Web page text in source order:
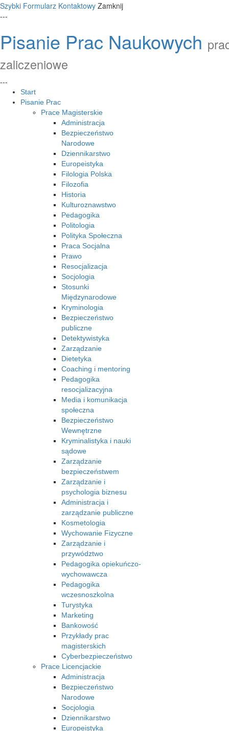
Szybki Formularz Kontaktowy Zamknij
---
Pisanie Prac Naukowych
zaliczeniowe
---
Start
Pisanie Prac
Prace Magisterskie
Administracja
Bezpieczeństwo
Narodowe
Dziennikarstwo
Europeistyka
Filologia Polska
Filozofia
Historia
Kulturoznawstwo
Pedagogika
Politologia
Polityka Społeczna
Praca Socjalna
Prawo
Resocjalizacja
Socjologia
Stosunki
Międzynarodowe
Kryminologia
Bezpieczeństwo
publiczne
Detektywistyka
Zarządzanie
Dietetyka
Coaching i mentoring
Pedagogika
resocjalizacyjna
Media i komunikacja
społeczna
Bezpieczeństwo
Wewnętrzne
Kryminalistyka i nauki
sądowe
Zarządzanie
bezpieczeństwem
Zarządzanie i
psychologia biznesu
Administracja i
zarządzanie publiczne
Kosmetologia
Wychowanie Fizyczne
Zarządzanie i
przywództwo
Pedagogika opiekuńczo-
wychowawcza
Pedagogika
wczesnoszkolna
Turystyka
Marketing
Bankowość
Przykłady prac
magisterskich
Cyberbezpieczeństwo
Prace Licencjackie
Administracja
Bezpieczeństwo
Narodowe
Socjologia
Dziennikarstwo
Europeistyka